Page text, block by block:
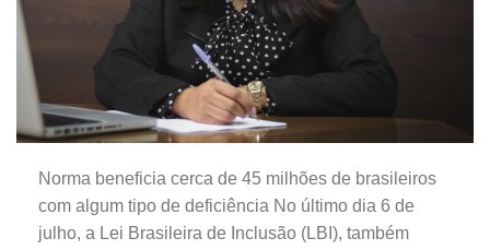
Norma beneficia cerca de 45 milhões de brasileiros
com algum tipo de deficiência No último dia 6 de
julho, a Lei Brasileira de Inclusão (LBI), também